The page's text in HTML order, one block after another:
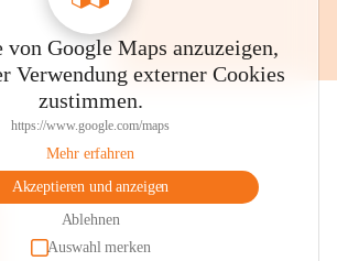
Google Maps anzuzeigen,
Verwendung externer Cookies
zustimmen.
https://www.google.com/maps
Mehr erfahren
Akzeptieren und anzeigen
Ablehnen
Auswahl merken